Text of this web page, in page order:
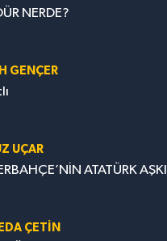
NERDE?
GENÇER
UÇAR
ATATÜRK AŞKI
ÇETİN